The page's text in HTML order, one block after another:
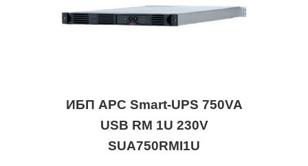
ИБП APC Smart-UPS 750VA
USB RM 1U 230V
SUA750RMI1U